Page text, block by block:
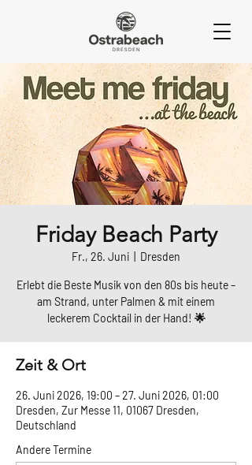
Friday Beach Party
Fr., 26. Juni Dresden
Erlebt die Beste Musik von den 80s bis heute –
am Strand, unter Palmen & mit einem
leckerem Cocktail in der Hand! 🌟
Zeit & Ort
26. Juni 2026, 19:00 – 27. Juni 2026, 01:00
Dresden, Zur Messe 11, 01067 Dresden,
Deutschland
Andere Termine